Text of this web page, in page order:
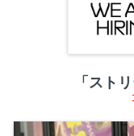
「スト